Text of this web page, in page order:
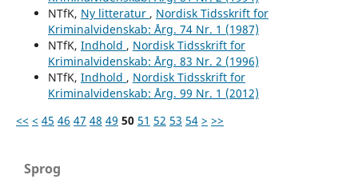
NTfK, Ny litteratur , Nordisk Tidsskrift for
Kriminalvidenskab: Årg. 74 Nr. 1 (1987)
NTfK, Indhold , Nordisk Tidsskrift for
Kriminalvidenskab: Årg. 83 Nr. 2 (1996)
NTfK, Indhold , Nordisk Tidsskrift for
Kriminalvidenskab: Årg. 99 Nr. 1 (2012)
<< < 45 46 47 48 49 50 51 52 53 54 > >>
Sprog